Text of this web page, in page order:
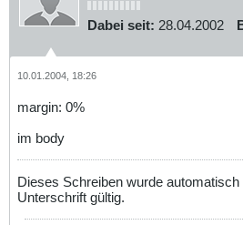
Dabei seit: 28.04.2002
10.01.2004, 18:26
margin: 0%
im body
Dieses Schreiben wurde
Unterschrift gültig.